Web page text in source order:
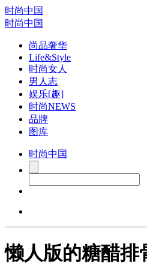
时尚中国
时尚中国
尚品奢华
Life&Style
时尚女人
男人志
娱乐[趣]
时尚NEWS
品牌
图库
时尚中国
懒人版的糖醋排